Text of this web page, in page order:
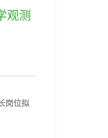
观测
岗位拟